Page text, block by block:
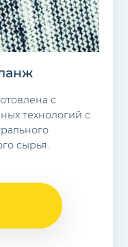
с
технологий с
сырья.